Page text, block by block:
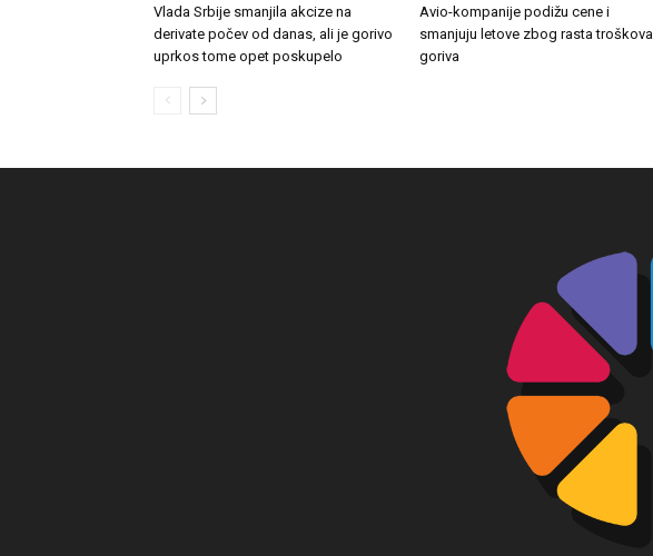
Vlada Srbije smanjila akcize na
derivate počev od danas, ali je gorivo
uprkos tome opet poskupelo
Avio-kompanije podižu cene i
smanjuju letove zbog rasta troškova
goriva